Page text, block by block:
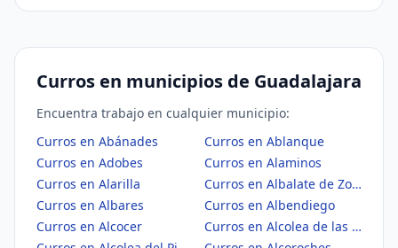
Curros en municipios de Guadalajara
Encuentra trabajo en cualquier municipio:
Curros en Abánades
Curros en Ablanque
Curros en Adobes
Curros en Alaminos
Curros en Alarilla
Curros en Albalate de Zorita
Curros en Albares
Curros en Albendiego
Curros en Alcocer
Curros en Alcolea de las Peñas